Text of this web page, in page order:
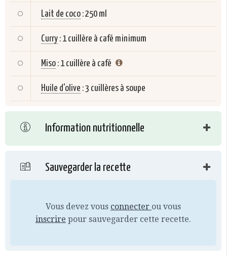
Lait de coco :250 ml
Curry : 1 cuillère à café minimum
Miso : 1 cuillère à café
Huile d'olive :3 cuillères à soupe
Information nutritionnelle
Sauvegarder la recette
Vous devez vous connecter ou vous
inscrire pour sauvegarder cette recette.